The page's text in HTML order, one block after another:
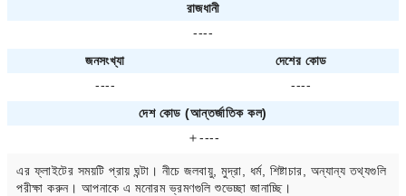
রাজধানী
----
জনসংখ্যা
দেশের কোড
----
----
দেশ কোড (আন্তর্জাতিক কল)
＋----
এর ফ্লাইটের সময়টি প্রায় ঘন্টা। নীচে জলবায়ু, মুদ্রা, ধর্ম, শিষ্টাচার, অন্যান্য তথ্যগুলি
পরীক্ষা করুন। আপনাকে এ মনোরম ভ্রমণগুলি শুভেচ্ছা জানাচ্ছি।